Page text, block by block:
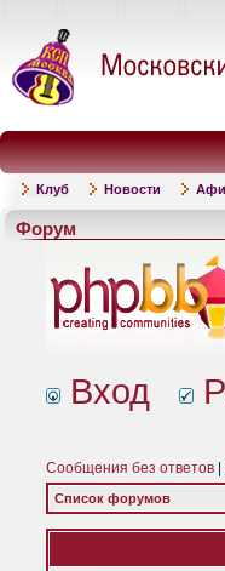
Клуб Новости
Форум
Вход
Сообщения без ответов
Список форумов